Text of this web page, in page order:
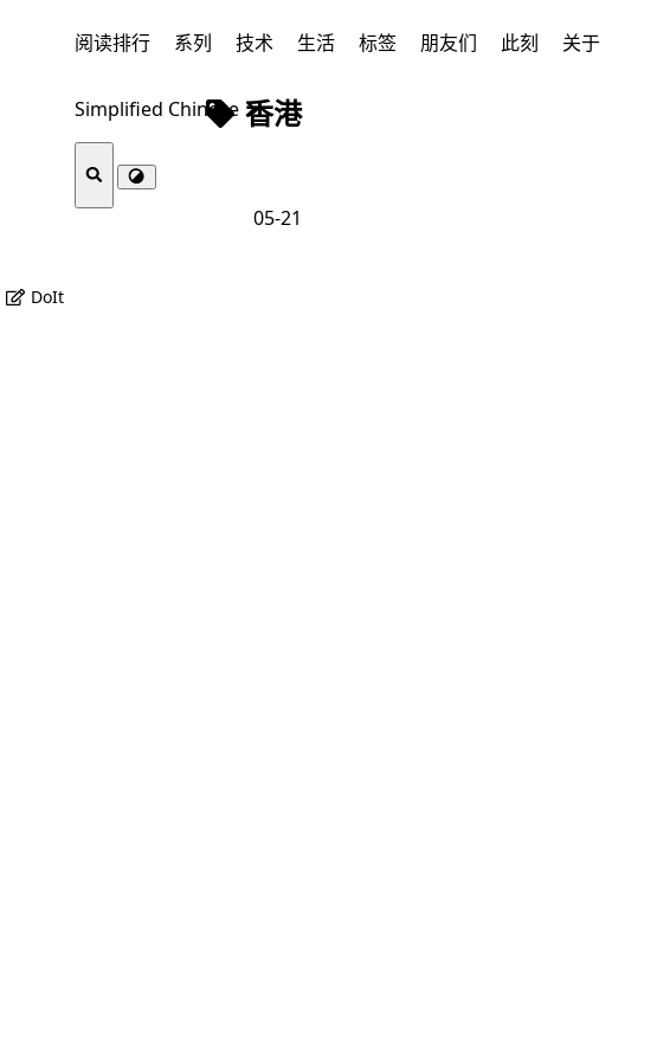
阅读排行 系列 技术 生活 标签 朋友们 此刻 关于
Simplified Chinese香港
05-21
DoIt